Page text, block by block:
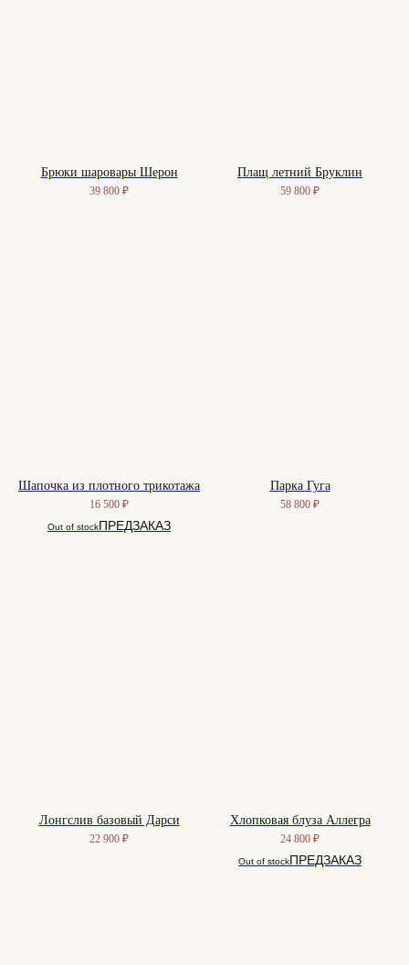
Брюки шаровары Шерон
39 800 ₽
Плащ летний Бруклин
59 800 ₽
Шапочка из плотного трикотажа
16 500 ₽
Out of stock
Парка Гуга
58 800 ₽
Лонгслив базовый Дарси
22 900 ₽
Хлопковая блуза Аллегра
24 800 ₽
Out of stock